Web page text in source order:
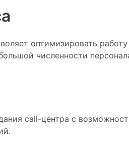
оптимизировать
численности
call-центра с